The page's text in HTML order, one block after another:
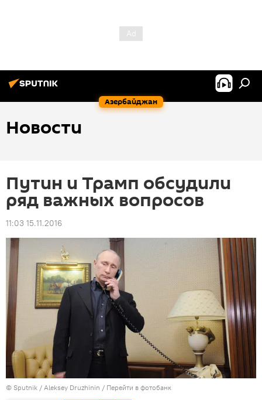
Азербайджан
Новости
Путин и Трамп обсудили
ряд важных вопросов
11:03 15.11.2016
© Sputnik / Aleksey Druzhinin / Перейти в фотобанк